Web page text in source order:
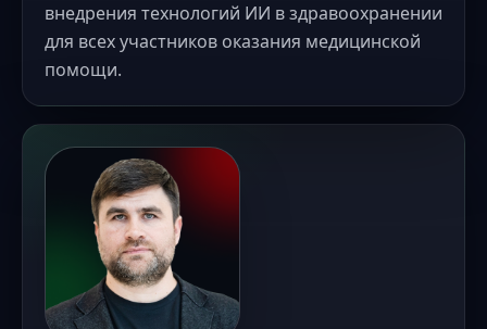
внедрения технологий ИИ в здравоохранении
для всех участников оказания медицинской
помощи.